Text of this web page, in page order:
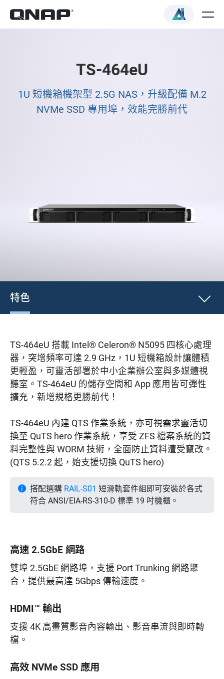
TS-464eU
1U 短機箱機架型 2.5G NAS，升級配備 M.2
NVMe SSD 專用埠，效能完勝前代
特色
TS-464eU 搭載 Intel® Celeron® N5095 四核心處理
器，突增頻率可達 2.9 GHz，1U 短機箱設計讓體積
更輕盈，可靈活部署於中小企業辦公室與多媒體視
聽室。TS-464eU 的儲存空間和 App 應用皆可彈性
擴充，新增規格更勝前代！
TS-464eU 內建 QTS 作業系統，亦可視需求靈活切
換至 QuTS hero 作業系統，享受 ZFS 檔案系統的資
料完整性與 WORM 技術，全面防止資料遭受竄改。
(QTS 5.2.2 起，始支援切換 QuTS hero)
搭配選購 RAIL-S01 短滑軌套件組即可安裝於各式
符合 ANSI/EIA-RS-310-D 標準 19 吋機櫃。
高速 2.5GbE 網路
雙埠 2.5GbE 網路埠，支援 Port Trunking 網路聚
合，提供最高達 5Gbps 傳輸速度。
HDMI™ 輸出
支援 4K 高畫質影音內容輸出、影音串流與即時轉
檔。
高效 NVMe SSD 應用